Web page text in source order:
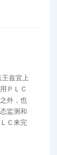
兹宜上
ＰＬＣ
外，也
监测和
Ｃ来完